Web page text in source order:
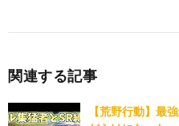
関連する記事
【荒野行動】最